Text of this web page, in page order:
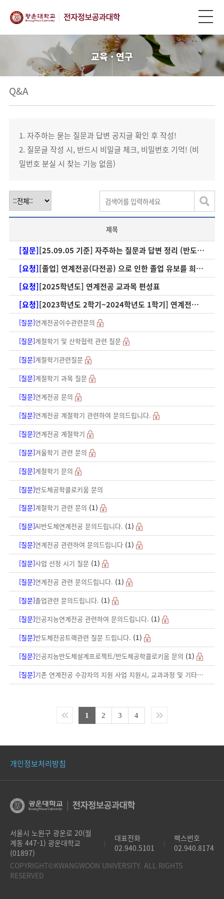
교육 · 연구
Q&A
1. 자주하는 묻는 질문과 답변 공지글 확인 후 작성!
2. 질문글 작성 시, 반드시 비밀글 체크, 비밀번호 기억! (비
밀번호 분실 시 찾는 기능 없음)
제목
[질문][25.09.05 기준] 자주하는 질문과 답변 정리 (반도체특성화대학사업 설명회 이후)
[요청][졸업] 연계전공(다전공) 으로 인한 졸업 유보를 희망하는 경우
[요청][2025학년도] 연계전공 교과목 편성표
[요청][2023학년도 2학기~2024학년도 1학기] 연계전공 교과목 편성표
[질문]연계전공이수관련문의
[질문]계절학기 및 산학협력 관련 질문
[질문]계절학기관련질문
[질문]계절학기 과목 질문
[질문]연계전공 문의
[질문]연계전공 계절학기 관련하여 문의드립니다.
[질문]연계전공 계절학기
[질문]겨울학기 관련 문의
[질문]계절학기 문의
[질문]반도체공학콜로키움 문의
[질문]계절학기 관련 문의 (1)
[질문]AI반도체연계전공 문의드립니다. (1)
[질문]연계전공 관련하여 문의드립니다 (1)
[질문]사업 선정 시기 질문 (1)
[질문]연계전공 관련 문의드립니다. (1)
[질문]졸업관련 문의드립니다. (1)
[질문]인공지능연계전공 관련하여 문의드립니다. (1)
[질문]반도체전공트랙관련 질문 드립니다. (1)
[질문]인공지능반도체설계프로젝트/반도체공학콜로키움 문의 (1)
[질문]기존 연계전공 수강자의 지원 사업 지원시, 교과과정 및 기타 문의
1 2 3 4
개인정보처리방침
서울시 노원구 광운로 20(월
계동 447-1) 광운대학교
(01897)
|
대표전화
02.940.5101
|
팩스번호
02.940.8174
COPYRIGHT©KWANGWOON UNIVERSITY. ALL RIGHTS
RESERVED